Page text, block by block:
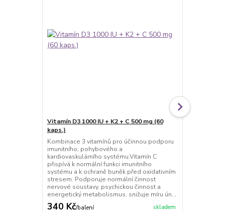
Vitamín D3 1000 IU + K2 + C 500 mg (60
kaps.)
Kombinace 3 vitamínů pro účinnou podporu
imunitního, pohybového a
kardiovaskulárního systému.Vitamín C
přispívá k normální funkci imunitního
systému a k ochraně buněk před oxidativním
stresem. Podporuje normální činnost
nervové soustavy, psychickou činnost a
energetický metabolismus, snižuje míru ún...
340 Kč/balení skladem